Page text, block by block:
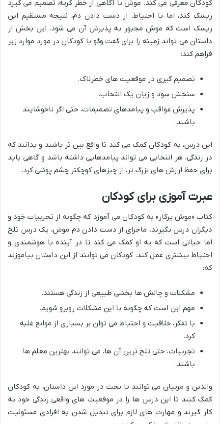
کودکان معرفی می کند. موش با آگاهی از خطر گربه، تصمیم می گیرد
ریسک کند، اما با احتیاط. از دست دادن دم، نتیجه مستقیم این
ریسک است که موش مجبور به پذیرش آن می شود. این بخش از
داستان می تواند زمینه را برای گفت وگو با کودکان در مورد موارد زیر
فراهم کند:
تصمیم گیری در موقعیت های خطرناک.
سنجش سود و زیان یک انتخاب.
پذیرش عواقب و پیامدهای تصمیمات، حتی اگر ناخوشایند
باشند.
این درس، به کودکان کمک می کند تا واقع بین تر باشند و بدانند که
در زندگی، هر انتخابی می تواند پیامدهایی داشته باشد و گاهی باید
برای حفظ ارزش های بزرگ تر، از چیزهای کوچکتر چشم پوشی کرد.
عبرت آموزی برای کودکان
کتاب «موش پرکار» به کودکان می آموزد که چگونه از تجربیات خود و
دیگران درس بگیرند. ماجرای از دست دادن دم موش، یک درس تلخ
اما حیاتی است که به او کمک می کند تا در آینده با هوشمندی و
احتیاط بیشتری عمل کند. کودکان می توانند از این داستان بیاموزند
که:
مشکلات و چالش ها بخشی طبیعی از زندگی هستند.
مهم این است که چگونه با این مشکلات روبرو شویم.
با تفکر، خلاقیت و احتیاط می توان بر بسیاری از موانع غلبه
کرد.
تجربیات، حتی تلخ ترین آن ها، می توانند بهترین معلم ها
باشند.
والدین و مربیان می توانند با بحث در مورد این داستان، به کودکان
کمک کنند تا این درس ها را در موقعیت های واقعی زندگی خود به
کار گیرند و مهارت های لازم برای تبدیل شدن به افرادی مسئولیت